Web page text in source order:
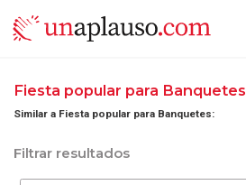
Fiesta popular para Banquetes
Similar a Fiesta popular para Banquetes:
Filtrar resultados